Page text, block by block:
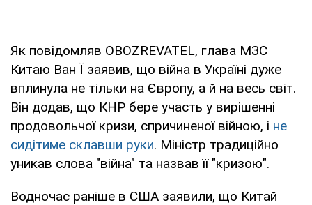
Як повідомляв OBOZREVATEL, глава МЗС
Китаю Ван Ї заявив, що війна в Україні дуже
вплинула не тільки на Європу, а й на весь світ.
Він додав, що КНР бере участь у вирішенні
продовольчої кризи, спричиненої війною, і не
сидітиме склавши руки. Міністр традиційно
уникав слова "війна" та назвав її "кризою".
Водночас раніше в США заявили, що Китай